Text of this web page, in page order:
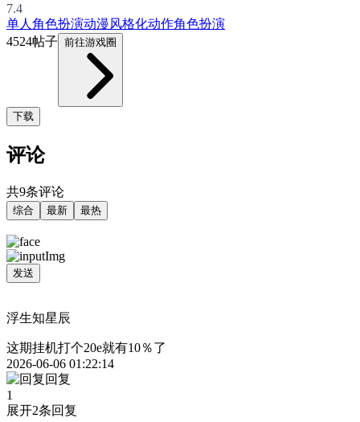
7.4
单人 角色扮演动漫风格化动作角色扮演
4524帖子 前往游戏圈
下载
评论
共9条评论
综合 最新 最热
发送
浮生知星辰
这期挂机打个20e就有10％了
2026-06-06 01:22:14
回复
1
展开2条回复